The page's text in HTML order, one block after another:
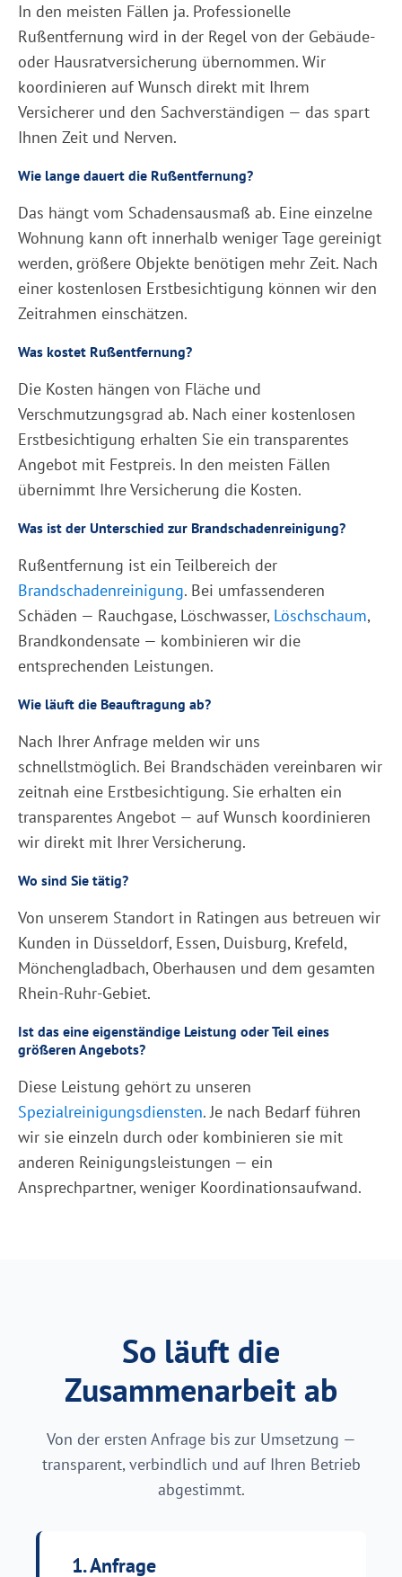
In den meisten Fällen ja. Professionelle
Rußentfernung wird in der Regel von der Gebäude-
oder Hausratversicherung übernommen. Wir
koordinieren auf Wunsch direkt mit Ihrem
Versicherer und den Sachverständigen — das spart
Ihnen Zeit und Nerven.
Wie lange dauert die Rußentfernung?
Das hängt vom Schadensausmaß ab. Eine einzelne
Wohnung kann oft innerhalb weniger Tage gereinigt
werden, größere Objekte benötigen mehr Zeit. Nach
einer kostenlosen Erstbesichtigung können wir den
Zeitrahmen einschätzen.
Was kostet Rußentfernung?
Die Kosten hängen von Fläche und
Verschmutzungsgrad ab. Nach einer kostenlosen
Erstbesichtigung erhalten Sie ein transparentes
Angebot mit Festpreis. In den meisten Fällen
übernimmt Ihre Versicherung die Kosten.
Was ist der Unterschied zur Brandschadenreinigung?
Rußentfernung ist ein Teilbereich der
Brandschadenreinigung. Bei umfassenderen
Schäden — Rauchgase, Löschwasser, Löschschaum,
Brandkondensate — kombinieren wir die
entsprechenden Leistungen.
Wie läuft die Beauftragung ab?
Nach Ihrer Anfrage melden wir uns
schnellstmöglich. Bei Brandschäden vereinbaren wir
zeitnah eine Erstbesichtigung. Sie erhalten ein
transparentes Angebot — auf Wunsch koordinieren
wir direkt mit Ihrer Versicherung.
Wo sind Sie tätig?
Von unserem Standort in Ratingen aus betreuen wir
Kunden in Düsseldorf, Essen, Duisburg, Krefeld,
Mönchengladbach, Oberhausen und dem gesamten
Rhein-Ruhr-Gebiet.
Ist das eine eigenständige Leistung oder Teil eines
größeren Angebots?
Diese Leistung gehört zu unseren
Spezialreinigungsdiensten. Je nach Bedarf führen
wir sie einzeln durch oder kombinieren sie mit
anderen Reinigungsleistungen — ein
Ansprechpartner, weniger Koordinationsaufwand.
So läuft die
Zusammenarbeit ab
Von der ersten Anfrage bis zur Umsetzung —
transparent, verbindlich und auf Ihren Betrieb
abgestimmt.
1. Anfrage